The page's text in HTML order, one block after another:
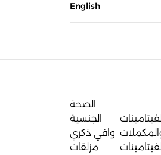
English
الفيتامينات
الفيتامينات
الصحة
الجنسية
واقي ذكري
مزلقات